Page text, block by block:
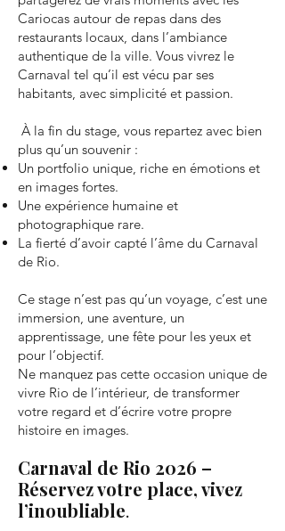
Cariocas autour de repas dans des
restaurants locaux, dans l’ambiance
authentique de la ville. Vous vivrez le
Carnaval tel qu’il est vécu par ses
habitants, avec simplicité et passion.
À la fin du stage, vous repartez avec bien
plus qu’un souvenir :
Un portfolio unique, riche en émotions et
en images fortes.
Une expérience humaine et
photographique rare.
La fierté d’avoir capté l’âme du Carnaval
de Rio.
Ce stage n’est pas qu’un voyage, c’est une
immersion, une aventure, un
apprentissage, une fête pour les yeux et
pour l’objectif.
Ne manquez pas cette occasion unique de
vivre Rio de l’intérieur, de transformer
votre regard et d’écrire votre propre
histoire en images.
Carnaval de Rio 2026 –
Réservez votre place, vivez
l’inoubliable.